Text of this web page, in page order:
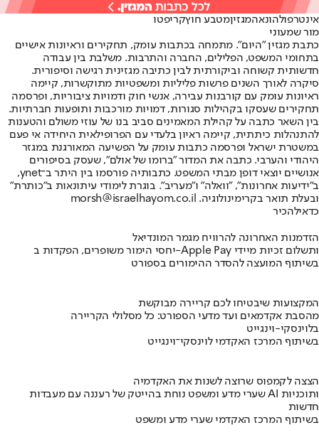
אינטרפולהונאהמגזיןמטבע חוץקריפטו
מור שמעוני
כתבת מגזין "היום". מתמחה בכתבות עומק, תחקירים וראיונות אישיים
בתחומי המשפט, הפלילים, החברה והתרבות. משלבת בין עבודה
חדשותית קשוחה וביקורתית לבין כתיבה מגזינית רגישה וסיפורית.
סיקרה לאורך השנים פרשות פליליות ומשפטיות מתוקשרות, קיימה
ראיונות עומק עם קורבנות עבירה, אנשי חוק ודמויות ציבוריות, ופרסמה
תחקירים שעסקו בקהילות סגורות, דמויות מורכבות ותופעות חברתיות.
בין השאר כתבה על קהילת המאמינים סביב בנו של עוזי משולם והטענות
להתנהלות כיתתית, קיימה ראיון בלעדי עם הפרופילאית היחידה אי פעם
במשטרת ישראל ופרסמה כתבות עומק על הפשיעה המאורגנת במגזר
היהודי והערבי. כתבה את המדור "ברומו של אולם", שעסק בסיפורים
אנושיים יוצאי דופן מבתי המשפט. כתבותיה פורסמו בין היתר ב־ynet,
ב"ידיעות אחרונות", "וואלה" ו"מעריב". בוגרת לימודי עיתונאות ב"כותרת"
ובעלת תואר בקרימינולוגיה. morsh@israelhayom.co.il
כדאילהכיר
הזדמנות האחרונה להרוויח מגמר המונדיאל
יחסי הימור משופרים, הפקדות ב-Apple Pay ותשלום זכיות מיידי
בשיתוף המועצה להסדר ההימורים בספורט
המקצועות שיבטיחו לכם קריירה מבוקשת
מהסבת אקדמאים ועד מדעי הספורט: כל מסלולי הקריירה
בלוינסקי-וינגייט
בשיתוף המרכז האקדמי לוינסקי־וינגייט
הצצה לקמפוס שרוצה לשנות את האקדמיה
שערי מדע ומשפט נוחת בהייטק של רעננה עם מעבדות AI ותוכניות
חדשות
בשיתוף המרכז האקדמי שערי מדע ומשפט